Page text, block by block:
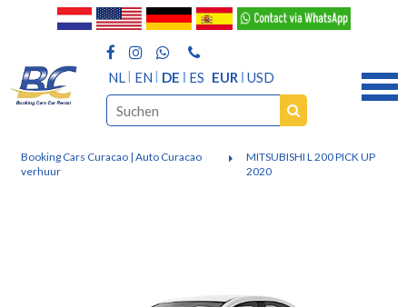
NL EN DE ES EUR USD
Booking Cars Curacao | Auto Curacao
verhuur
MITSUBISHI L 200 PICK UP
2020